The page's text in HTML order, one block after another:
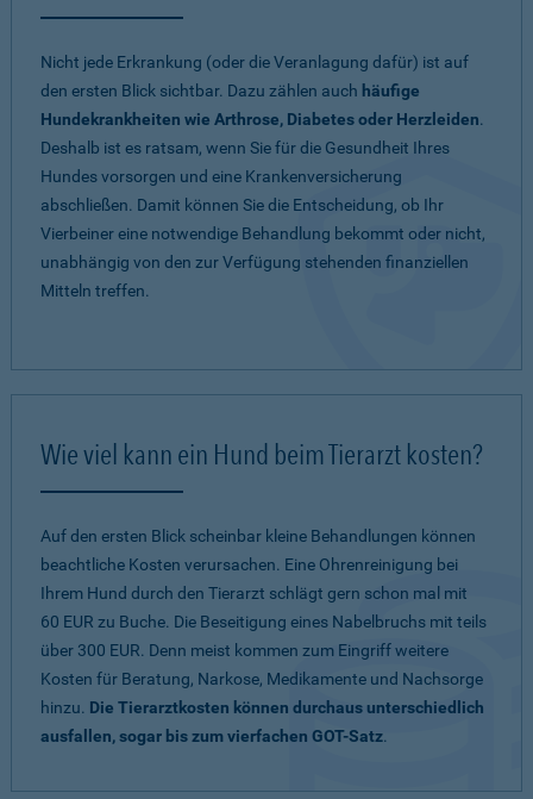
Nicht jede Erkrankung (oder die Veranlagung dafür) ist auf
den ersten Blick sichtbar. Dazu zählen auch häufige
Hundekrankheiten wie Arthrose, Diabetes oder Herzleiden.
Deshalb ist es ratsam, wenn Sie für die Gesundheit Ihres
Hundes vorsorgen und eine Krankenversicherung
abschließen. Damit können Sie die Entscheidung, ob Ihr
Vierbeiner eine notwendige Behandlung bekommt oder nicht,
unabhängig von den zur Verfügung stehenden finanziellen
Mitteln treffen.
Wie viel kann ein Hund beim Tierarzt kosten?
Auf den ersten Blick scheinbar kleine Behandlungen können
beachtliche Kosten verursachen. Eine Ohrenreinigung bei
Ihrem Hund durch den Tierarzt schlägt gern schon mal mit
60 EUR zu Buche. Die Beseitigung eines Nabelbruchs mit teils
über 300 EUR. Denn meist kommen zum Eingriff weitere
Kosten für Beratung, Narkose, Medikamente und Nachsorge
hinzu. Die Tierarztkosten können durchaus unterschiedlich
ausfallen, sogar bis zum vierfachen GOT-Satz.